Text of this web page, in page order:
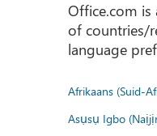
Office.com is
of countries/
language
Afrikaans (Suid-
Asụsụ Igbo